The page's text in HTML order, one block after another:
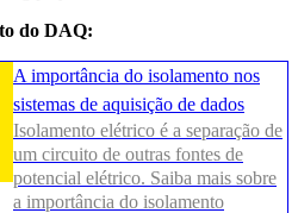
do DAQ:
A importância do isolamento nos
sistemas de aquisição de dados
Isolamento elétrico é a separação de
um circuito de outras fontes de
potencial elétrico. Saiba mais sobre
a importância do isolamento